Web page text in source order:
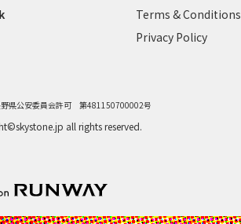
Terms & Conditions
Privacy Policy
県公安委員会許可 第481150700002号
all rights reserved.